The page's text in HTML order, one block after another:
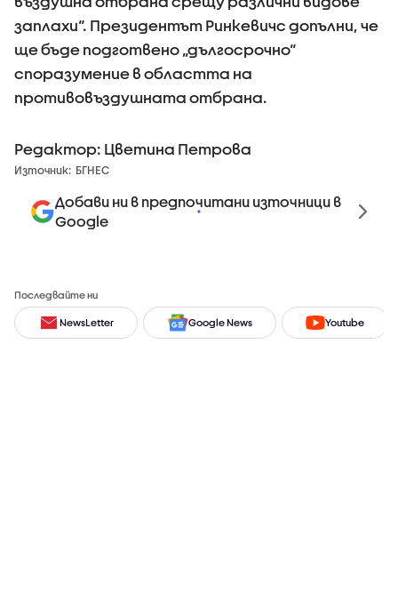
заплахи“. Президентът Ринкевичс допълни, че
ще бъде подготвено „дългосрочно“
споразумение в областта на
противовъздушната отбрана.
Редактор: Цветина Петрова
Източник: БГНЕС
Добави ни в предпочитани източници в
Google
Последвайте ни
NewsLetter Google News Youtube